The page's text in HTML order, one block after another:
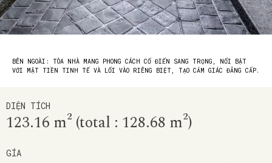
BÊN NGOÀI: TÒA NHÀ MANG PHONG CÁCH CỔ ĐIỂN SANG TRỌNG, NỔI BẬT
VỚI MẶT TIỀN TINH TẾ VÀ LỐI VÀO RIÊNG BIỆT, TẠO CẢM GIÁC ĐẲNG CẤP.
DIỆN TÍCH
123.16 m² (total : 128.68 m²)
GÍA